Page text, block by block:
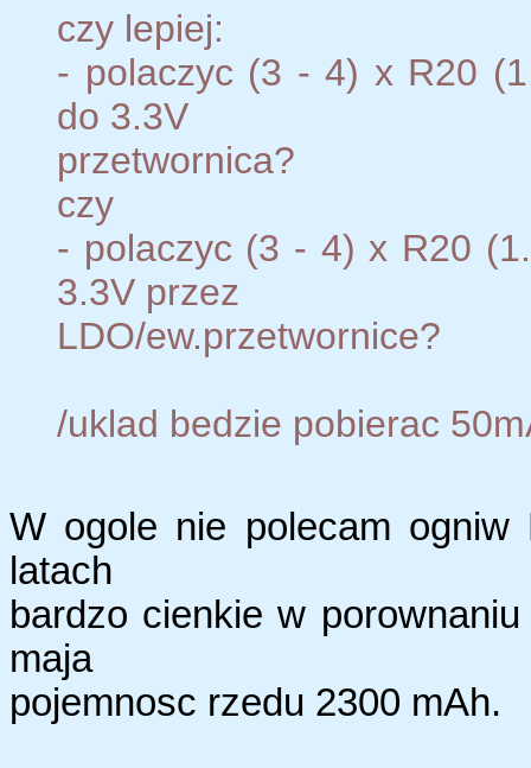
czy lepiej:
- polaczyc (3 - 4) x R20
do 3.3V
przetwornica?
czy
- polaczyc (3 - 4) x R20
3.3V przez
LDO/ew.przetwornice?
/uklad bedzie pobierac
W ogole nie polecam
latach
bardzo cienkie w
maja
pojemnosc rzedu 2300 mAh.